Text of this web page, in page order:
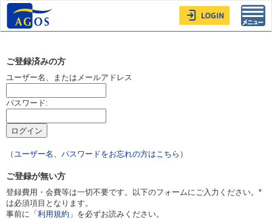
ご登録済みの方
ユーザー名、またはメールアドレス
パスワード:
（ユーザー名、パスワードをお忘れの方はこちら ）
ご登録が無い方
登録費用・会費等は一切不要です。以下のフォームにご入力ください。*
は必須項目となります。
事前に「 利用規約 」を必ずお読みください。